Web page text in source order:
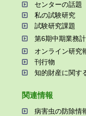
センターの話題
私の試験研究
試験研究課題
第6期中期業務
オンライン研究
刊⾏物
知的財産に関す
関連情報
病害⾍の防除情